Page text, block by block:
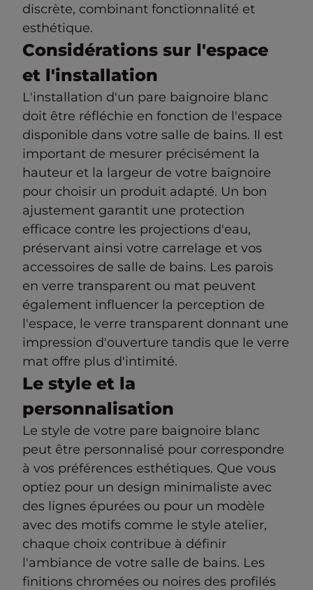
discrète, combinant fonctionnalité et
esthétique.
Considérations sur l'espace
et l'installation
L'installation d'un pare baignoire blanc
doit être réfléchie en fonction de l'espace
disponible dans votre salle de bains. Il est
important de mesurer précisément la
hauteur et la largeur de votre baignoire
pour choisir un produit adapté. Un bon
ajustement garantit une protection
efficace contre les projections d'eau,
préservant ainsi votre carrelage et vos
accessoires de salle de bains. Les parois
en verre transparent ou mat peuvent
également influencer la perception de
l'espace, le verre transparent donnant une
impression d'ouverture tandis que le verre
mat offre plus d'intimité.
Le style et la
personnalisation
Le style de votre pare baignoire blanc
peut être personnalisé pour correspondre
à vos préférences esthétiques. Que vous
optiez pour un design minimaliste avec
des lignes épurées ou pour un modèle
avec des motifs comme le style atelier,
chaque choix contribue à définir
l'ambiance de votre salle de bains. Les
finitions chromées ou noires des profilés